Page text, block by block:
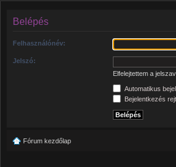
Belépés
Felhasználónév:
Jelszó:
Elfelejtettem a
Automatikus
Bejelentkezés
Fórum kezdőlap